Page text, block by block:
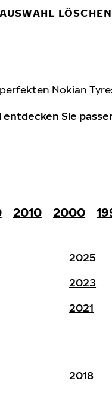
AUSWAHL LÖSCHEN
Nokian
entdecken Sie
2010 2000
2025
2023
2021
2018